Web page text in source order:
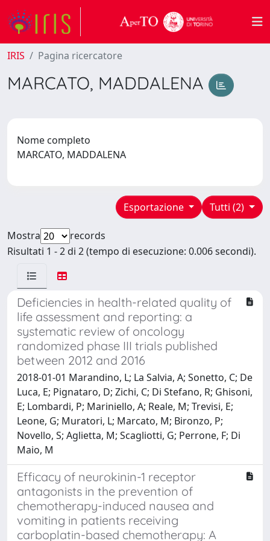
IRIS Pagina ricercatore
MARCATO, MADDALENA
Nome completo
MARCATO, MADDALENA
Tutti (2)
Esportazione
Mostra
records
Risultati 1 - 2 di 2 (tempo di esecuzione: 0.006 secondi).
Deficiencies in health-related quality of
life assessment and reporting: a
systematic review of oncology
randomized phase III trials published
between 2012 and 2016
2018-01-01 Marandino, L; La Salvia, A; Sonetto, C; De
Luca, E; Pignataro, D; Zichi, C; Di Stefano, R; Ghisoni,
E; Lombardi, P; Mariniello, A; Reale, M; Trevisi, E;
Leone, G; Muratori, L; Marcato, M; Bironzo, P;
Novello, S; Aglietta, M; Scagliotti, G; Perrone, F; Di
Maio, M
Efficacy of neurokinin-1 receptor
antagonists in the prevention of
chemotherapy-induced nausea and
vomiting in patients receiving
carboplatin-based chemotherapy: A